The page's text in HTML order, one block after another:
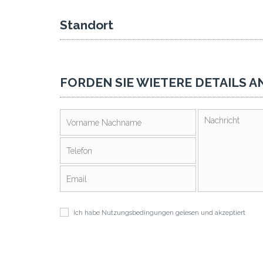
Standort
FORDEN SIE WIETERE DETAILS
Ich habe Nutzungsbedingungen gelesen und akzeptiert